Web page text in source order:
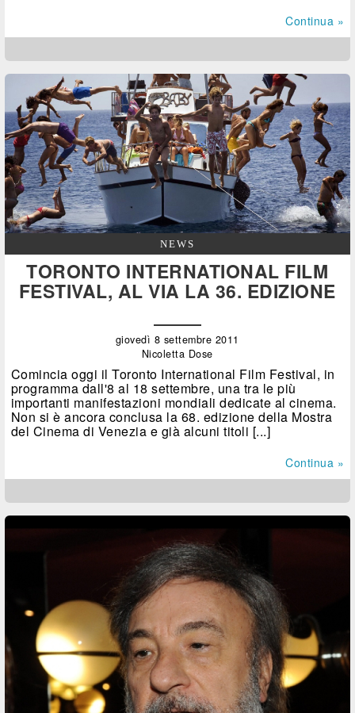
Continua »
NEWS
TORONTO INTERNATIONAL FILM
FESTIVAL, AL VIA LA 36. EDIZIONE
giovedì 8 settembre 2011
Nicoletta Dose
Comincia oggi il Toronto International Film Festival, in
programma dall'8 al 18 settembre, una tra le più
importanti manifestazioni mondiali dedicate al cinema.
Non si è ancora conclusa la 68. edizione della Mostra
del Cinema di Venezia e già alcuni titoli [...]
Continua »